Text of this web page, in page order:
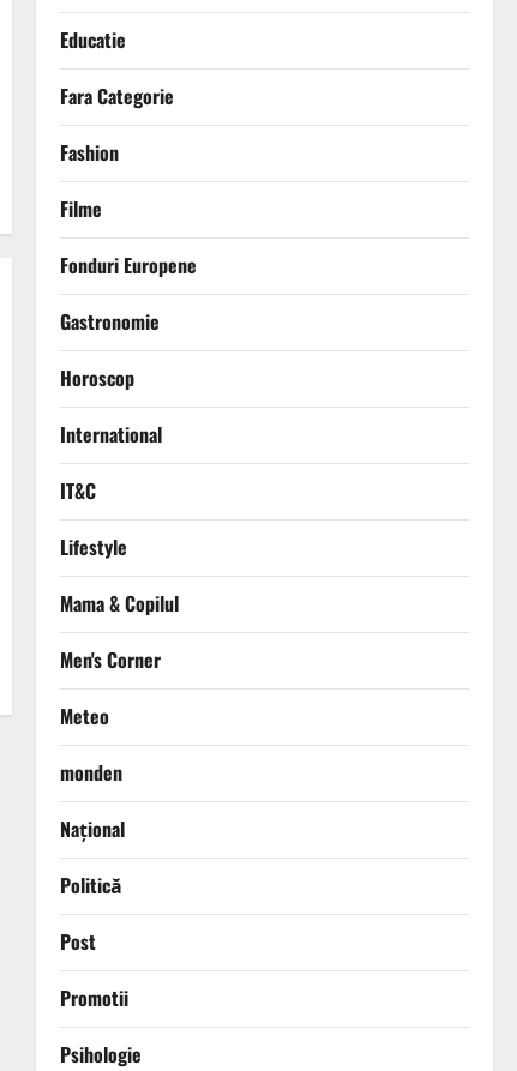
Educatie
Fara Categorie
Fashion
Filme
Fonduri Europene
Gastronomie
Horoscop
International
IT&C
Lifestyle
Mama & Copilul
Men's Corner
Meteo
monden
Național
Politică
Post
Promotii
Psihologie